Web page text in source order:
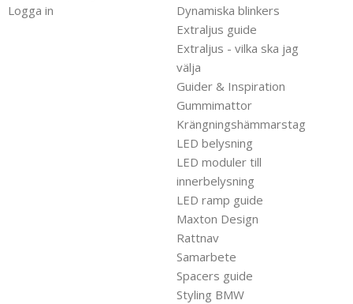
Logga in
Dynamiska blinkers
Extraljus guide
Extraljus - vilka ska jag
välja
Guider & Inspiration
Gummimattor
Krängningshämmarstag
LED belysning
LED moduler till
innerbelysning
LED ramp guide
Maxton Design
Rattnav
Samarbete
Spacers guide
Styling BMW